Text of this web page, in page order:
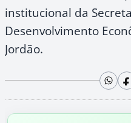
institucional da
Desenvolvimento
Jordão.